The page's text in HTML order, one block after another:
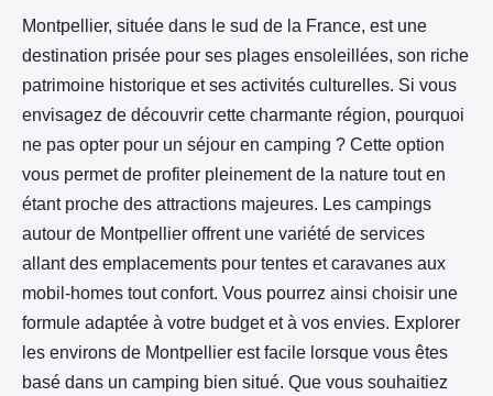
Montpellier, située dans le sud de la France, est une
destination prisée pour ses plages ensoleillées, son riche
patrimoine historique et ses activités culturelles. Si vous
envisagez de découvrir cette charmante région, pourquoi
ne pas opter pour un séjour en camping ? Cette option
vous permet de profiter pleinement de la nature tout en
étant proche des attractions majeures. Les campings
autour de Montpellier offrent une variété de services
allant des emplacements pour tentes et caravanes aux
mobil-homes tout confort. Vous pourrez ainsi choisir une
formule adaptée à votre budget et à vos envies. Explorer
les environs de Montpellier est facile lorsque vous êtes
basé dans un camping bien situé. Que vous souhaitiez